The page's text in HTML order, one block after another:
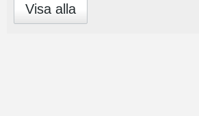
Visa alla